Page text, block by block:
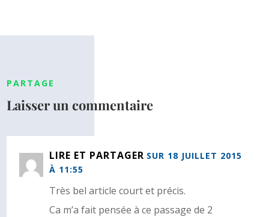
PARTAGE
Laisser un commentaire
LIRE ET PARTAGER SUR 18 JUILLET 2015
À 11:55
Très bel article court et précis.
Ca m’a fait pensée à ce passage de 2